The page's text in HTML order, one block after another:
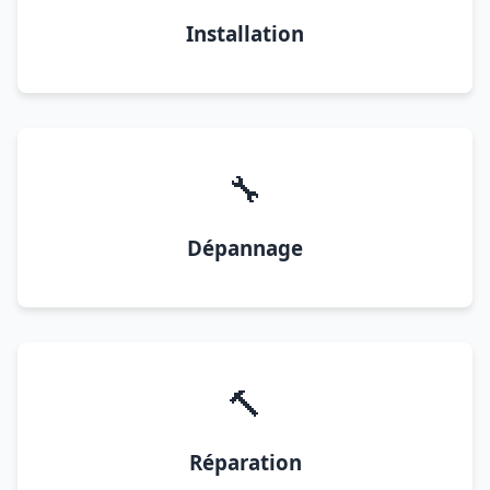
Installation
🔧
Dépannage
🔨
Réparation